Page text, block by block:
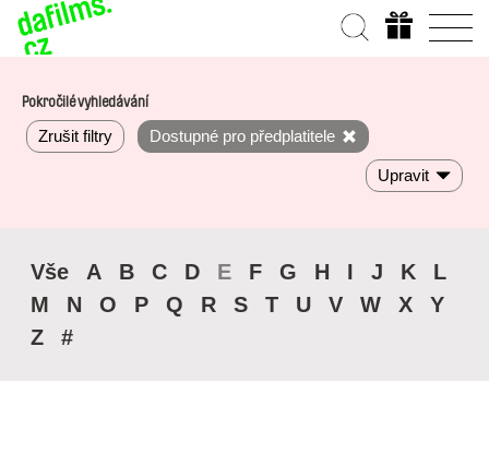
Pokročilé vyhledávání
Zrušit filtry Dostupné pro předplatitele
Upravit
Vše A B C D E F G H I J K
L
M
N O P Q R S T U V W X
Y
Z
#